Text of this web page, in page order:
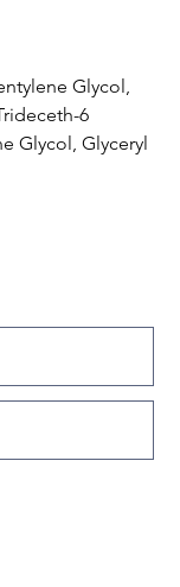
Glycol,
6
Glycol, Glyceryl